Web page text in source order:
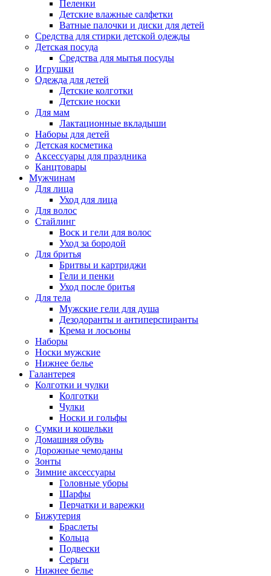
Пеленки
Детские влажные салфетки
Ватные палочки и диски для детей
Средства для стирки детской одежды
Детская посуда
Средства для мытья посуды
Игрушки
Одежда для детей
Детские колготки
Детские носки
Для мам
Лактационные вкладыши
Наборы для детей
Детская косметика
Аксессуары для праздника
Канцтовары
Мужчинам
Для лица
Уход для лица
Для волос
Стайлинг
Воск и гели для волос
Уход за бородой
Для бритья
Бритвы и картриджи
Гели и пенки
Уход после бритья
Для тела
Мужские гели для душа
Дезодоранты и антиперспиранты
Крема и лосьоны
Наборы
Носки мужские
Нижнее белье
Галантерея
Колготки и чулки
Колготки
Чулки
Носки и гольфы
Сумки и кошельки
Домашняя обувь
Дорожные чемоданы
Зонты
Зимние аксессуары
Головные уборы
Шарфы
Перчатки и варежки
Бижутерия
Браслеты
Кольца
Подвески
Серьги
Нижнее белье